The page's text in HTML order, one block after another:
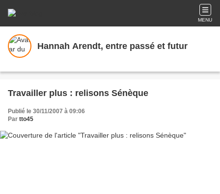
MENU
Hannah Arendt, entre passé et futur
Travailler plus : relisons Sénèque
Publié le 30/11/2007 à 09:06
Par tto45